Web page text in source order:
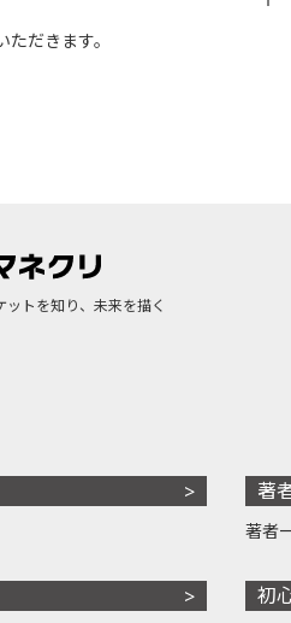
だきます。
ットを知り、未来を描く
著
著者
初